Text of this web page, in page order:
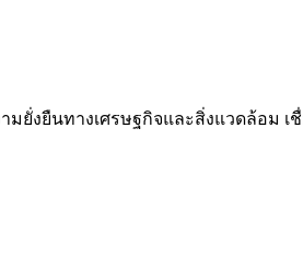
มยั่งยืนทางเศรษฐกิจและสิ่งแวดล้อ